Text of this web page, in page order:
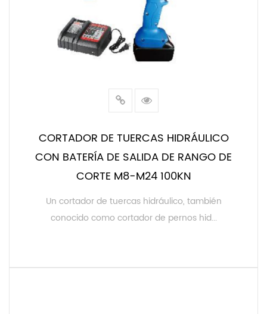
CORTADOR DE TUERCAS HIDRÁULICO
CON BATERÍA DE SALIDA DE RANGO DE
CORTE M8-M24 100KN
Un cortador de tuercas hidráulico, también
conocido como cortador de pernos hid...